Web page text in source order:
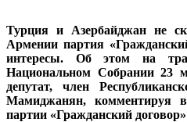
Турция и Азербайджан не
Армении партия
интересы. Об этом на
Национальном Собрании 23
депутат, член
Мамиджанян, комментируя
партии «Гражданский